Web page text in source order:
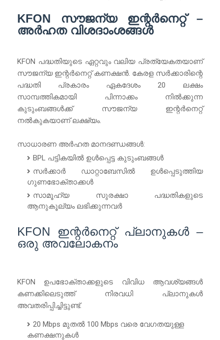
KFON സൗജന്യ ഇന്റർനെറ്റ് –
അർഹത വിശദാംശങ്ങൾ
KFON പദ്ധതിയുടെ ഏറ്റവും വലിയ പ്രത്യേകതയാണ്
സൗജന്യ ഇന്റർനെറ്റ് കണക്ഷൻ. കേരള സർക്കാരിന്റെ
പദ്ധതി പ്രകാരം ഏകദേശം 20 ലക്ഷം
സാമ്പത്തികമായി പിന്നാക്കം നിൽക്കുന്ന
കുടുംബങ്ങൾക്ക് സൗജന്യ ഇന്റർനെറ്റ്
നൽകുകയാണ് ലക്ഷ്യം.
സാധാരണ അർഹത മാനദണ്ഡങ്ങൾ:
BPL പട്ടികയിൽ ഉൾപ്പെട്ട കുടുംബങ്ങൾ
സർക്കാർ ഡാറ്റാബേസിൽ ഉൾപ്പെടുത്തിയ
ഗുണഭോക്താക്കൾ
സാമൂഹ്യ സുരക്ഷാ പദ്ധതികളുടെ
ആനുകൂല്യം ലഭിക്കുന്നവർ
KFON ഇന്റർനെറ്റ് പ്ലാനുകൾ –
ഒരു അവലോകനം
KFON ഉപഭോക്താക്കളുടെ വിവിധ ആവശ്യങ്ങൾ
കണക്കിലെടുത്ത് നിരവധി പ്ലാനുകൾ
അവതരിപ്പിച്ചിട്ടുണ്ട്.
20 Mbps മുതൽ 100 Mbps വരെ വേഗതയുള്ള
കണക്ഷനുകൾ